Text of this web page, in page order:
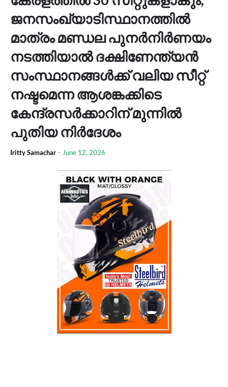
ജനസംഖ്യാടിസ്ഥാനത്തില്‍
മാത്രം മണ്ഡല പുനര്‍നിര്‍ണയം
നടത്തിയാല്‍ ദക്ഷിണേന്ത്യന്‍
സംസ്ഥാനങ്ങള്‍ക്ക് വലിയ സീറ്റ്
നഷ്ടമെന്ന ആശങ്കക്കിടെ
കേന്ദ്രസര്‍ക്കാറിന് മുന്നില്‍
പുതിയ നിര്‍ദേശം
Iritty Samachar - June 12, 2026